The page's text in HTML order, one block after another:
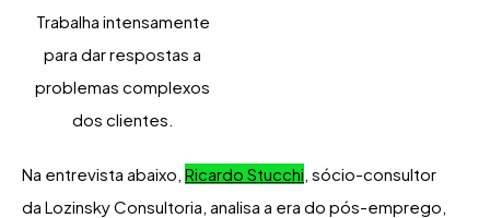
Trabalha intensamente
para dar respostas a
problemas complexos
dos clientes.
Na entrevista abaixo, Ricardo Stucchi, sócio-consultor
da Lozinsky Consultoria, analisa a era do pós-emprego,